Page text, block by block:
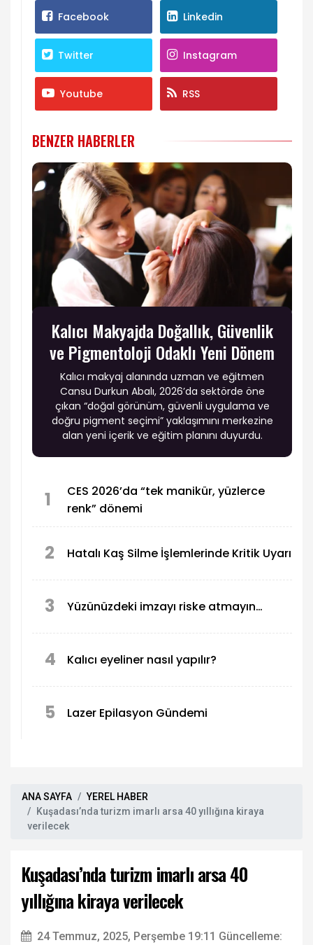
Facebook Linkedin
Twitter Instagram
Youtube RSS
BENZER HABERLER
Kalıcı Makyajda Doğallık, Güvenlik
ve Pigmentoloji Odaklı Yeni Dönem
Kalıcı makyaj alanında uzman ve eğitmen
Cansu Durkun Abalı, 2026’da sektörde öne
çıkan “doğal görünüm, güvenli uygulama ve
doğru pigment seçimi” yaklaşımını merkezine
alan yeni içerik ve eğitim planını duyurdu.
1
CES 2026’da “tek manikür, yüzlerce
renk” dönemi
2 Hatalı Kaş Silme İşlemlerinde Kritik Uyarı
3 Yüzünüzdeki imzayı riske atmayın…
4 Kalıcı eyeliner nasıl yapılır?
5 Lazer Epilasyon Gündemi
ANA SAYFA
YEREL HABER
Kuşadası’nda turizm imarlı arsa 40 yıllığına kiraya
verilecek
Kuşadası’nda turizm imarlı arsa 40
yıllığına kiraya verilecek
24 Temmuz, 2025, Perşembe 19:11 Güncelleme: